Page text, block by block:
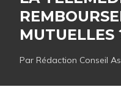
MUTUELLES
Par Rédaction Conseil